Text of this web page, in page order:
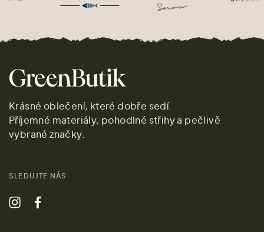
Krásné oblečení, které dobře sedí.
Příjemné materiály, pohodlné střihy a pečlivě
vybrané značky.
SLEDUJTE NÁS